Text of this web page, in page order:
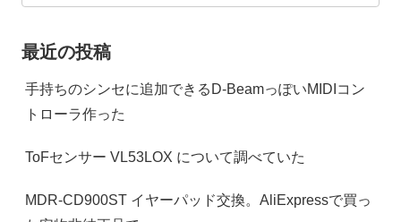
最近の投稿
手持ちのシンセに追加できるD-BeamっぽいMIDIコン
トローラ作った
ToFセンサー VL53LOX について調べていた
MDR-CD900ST イヤーパッド交換。AliExpressで買っ